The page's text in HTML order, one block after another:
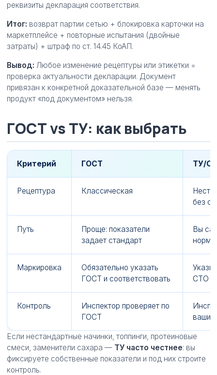
реквизиты декларация соответствия.
Итог: возврат партии сетью + блокировка карточки на
маркетплейсе + повторные испытания (двойные
затраты) + штраф по ст. 14.45 КоАП.
Вывод: Любое изменение рецептуры или этикетки =
проверка актуальности декларации. Документ
привязан к конкретной доказательной базе — менять
продукт «под документом» нельзя.
ГОСТ vs ТУ: как выбрать
Критерий ГОСТ ТУ/
Рецептура Классическая
без
Путь
Проще: показатели
задает стандарт
Вы
Маркировка
Обязательно указать
ГОСТ и соответствовать
СТО
Контроль
Инспектор проверяет по
ГОСТ
Если нестандартные начинки, топпинги, протеиновые
смеси, заменители сахара — ТУ часто честнее: вы
фиксируете собственные показатели и под них строите
контроль.